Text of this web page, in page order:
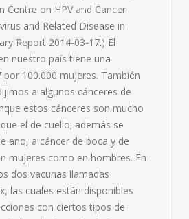
Centre on HPV and Cancer
and Related Disease in
Report 2014-03-17.) El
nuestro país tiene una
100.000 mujeres. También
a algunos cánceres de
estos cánceres son mucho
el de cuello; además se
ano, a cáncer de boca y de
mujeres como en hombres. En
dos vacunas llamadas
las cuales están disponibles
con ciertos tipos de